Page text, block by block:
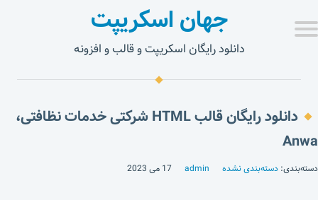
جهان اسکریپت
دانلود رایگان اسکریپت و قالب و افزونه
دانلود رایگان قالب HTML شرکتی خدمات نظافتی،
Anwa
دسته‌بندی: دسته‌بندی نشده admin 17 می 2023